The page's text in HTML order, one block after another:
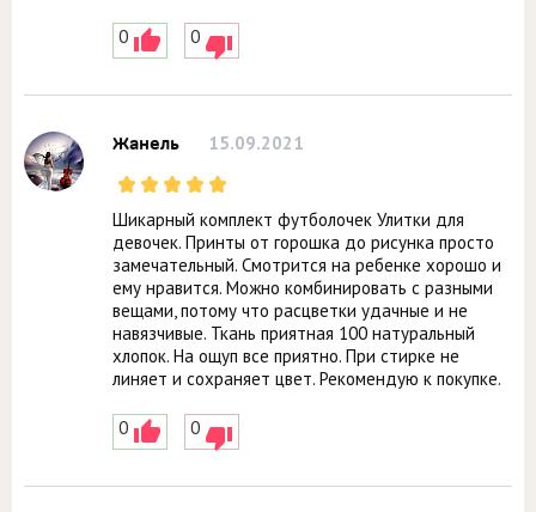
0 0
Жанель 15.09.2021
Шикарный комплект футболочек Улитки для
девочек. Принты от горошка до рисунка просто
замечательный. Смотрится на ребенке хорошо и
ему нравится. Можно комбинировать с разными
вещами, потому что расцветки удачные и не
навязчивые. Ткань приятная 100 натуральный
хлопок. На ощуп все приятно. При стирке не
линяет и сохраняет цвет. Рекомендую к покупке.
0 0